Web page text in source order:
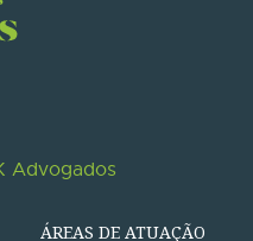
Advogados
ÁREAS DE ATUAÇÃO